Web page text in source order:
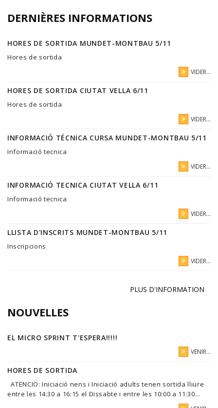
DERNIÈRES INFORMATIONS
HORES DE SORTIDA MUNDET-MONTBAU 5/11
Hores de sortida
VIDER...
HORES DE SORTIDA CIUTAT VELLA 6/11
Hores de sortida
VIDER...
INFORMACIÓ TÉCNICA CURSA MUNDET-MONTBAU 5/11
Informació tecnica
VIDER...
INFORMACIÓ TECNICA CIUTAT VELLA 6/11
Informació tecnica
VIDER...
LLISTA D'INSCRITS MUNDET-MONTBAU 5/11
Inscripcions
VIDER...
PLUS D'INFORMATION
NOUVELLES
EL MICRO SPRINT T'ESPERA!!!!!
VENIR...
HORES DE SORTIDA
ATENCIÖ: Iniciació nens i Iniciació adults tenen sortida lliure
entre les 14:30 a 16:15 el Dissabte i entre les 10:00 a 11:30...